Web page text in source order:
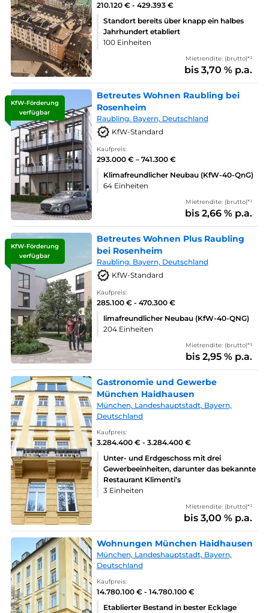
210.120 € - 429.393 €
Standort bereits über knapp ein halbes
Jahrhundert etabliert
100 Einheiten
Mietrendite: (brutto)*¹
bis 3,70 % p.a.
KfW-Förderung
verfügbar
Betreutes Wohnen Raubling bei
Rosenheim
Raubling. Bayern, Deutschland
KfW-Standard
Kaufpreis:
293.000 € – 741.300 €
Klimafreundlicher Neubau (KfW-40-QnG)
64 Einheiten
Mietrendite: (brutto)*¹
bis 2,66 % p.a.
KfW-Förderung
verfügbar
Betreutes Wohnen Plus Raubling
bei Rosenheim
Raubling. Bayern, Deutschland
KfW-Standard
Kaufpreis:
285.100 € - 470.300 €
limafreundlicher Neubau (KfW-40-QNG)
204 Einheiten
Mietrendite: (brutto)*¹
bis 2,95 % p.a.
Gastronomie und Gewerbe
München Haidhausen
München, Landeshauptstadt, Bayern,
Deutschland
Kaufpreis:
3.284.400 € - 3.284.400 €
Unter- und Erdgeschoss mit drei
Gewerbeeinheiten, darunter das bekannte
Restaurant Klimenti’s
3 Einheiten
Mietrendite: (brutto)*¹
bis 3,00 % p.a.
Wohnungen München Haidhausen
München, Landeshauptstadt, Bayern,
Deutschland
Kaufpreis:
14.780.100 € - 14.780.100 €
Etablierter Bestand in bester Ecklage